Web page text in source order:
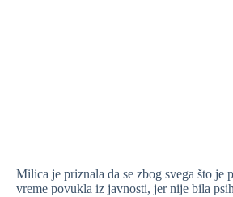
Milica je priznala da se zbog svega što je
vreme povukla iz javnosti, jer nije bila